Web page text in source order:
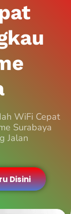
WiFi Cepat
Surabaya
Jalan
Disini